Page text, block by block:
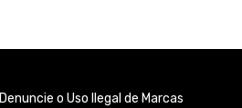
Denuncie o Uso Ilegal de Marcas